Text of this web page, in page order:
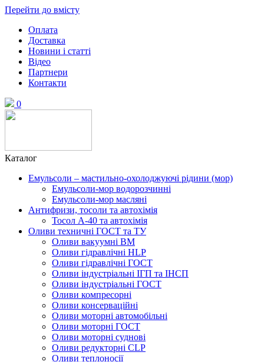
Перейти до вмісту
Оплата
Доставка
Новини і статті
Відео
Партнери
Контакти
0
Каталог
Емульсоли – мастильно-охолоджуючі рідини (мор)
Емульсоли-мор водорозчинні
Емульсоли-мор масляні
Антифризи, тосоли та автохімія
Тосол А-40 та автохімія
Оливи техничні ГОСТ та ТУ
Оливи вакуумні ВМ
Оливи гідравлічні HLP
Оливи гідравлічні ГОСТ
Оливи індустріальні ІГП та ІНСП
Оливи індустріальні ГОСТ
Оливи компресорні
Оливи консерваційні
Оливи моторні автомобільні
Оливи моторні ГОСТ
Оливи моторні суднові
Оливи редукторні CLP
Оливи теплоносії